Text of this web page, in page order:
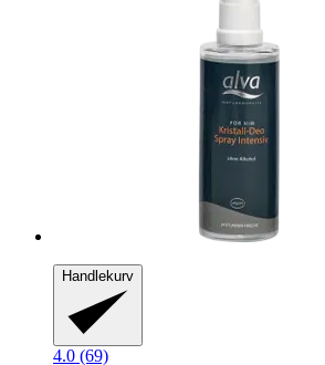
Handlekurv
4.0 (69)